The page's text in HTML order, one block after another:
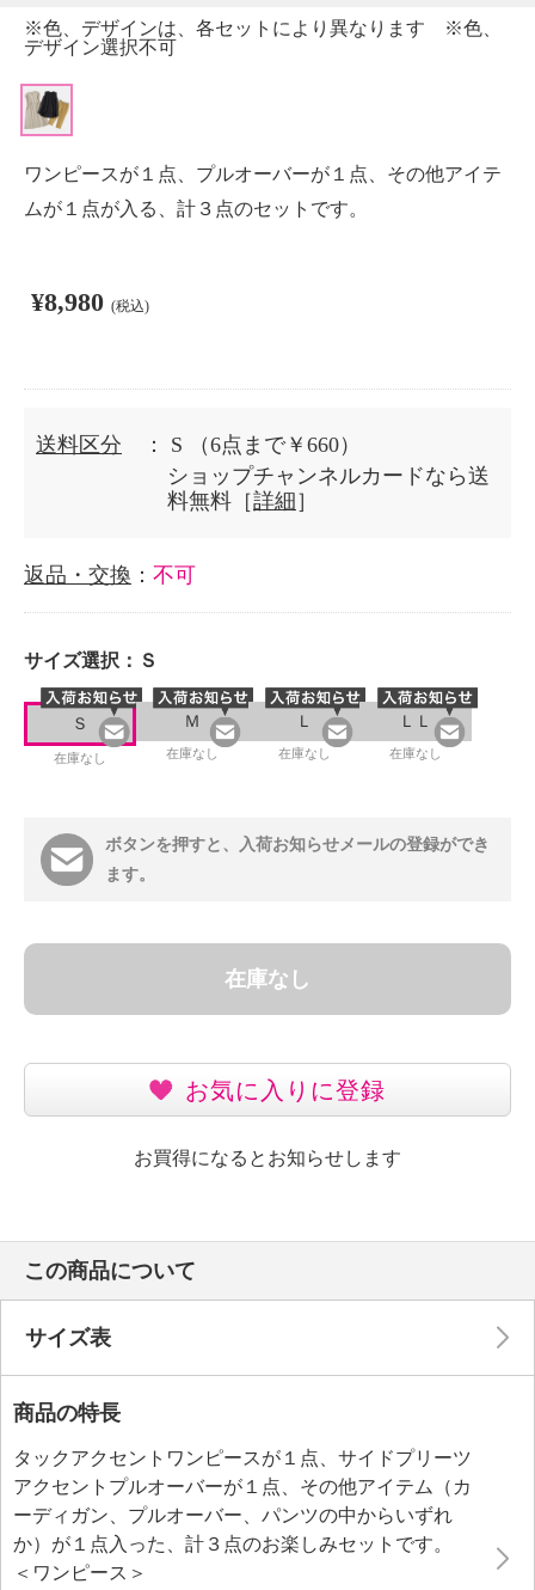
※色、デザインは、各セットにより異なります ※色、
デザイン選択不可
ワンピースが１点、プルオーバーが１点、その他アイテ
ムが１点が入る、計３点のセットです。
¥8,980 (税込)
送料区分 ： S
（6点まで￥660）
ショップチャンネルカードなら送
料無料［詳細 ］
返品・交換 ： 不可
サイズ選択： Ｓ
Ｓ
在庫なし
Ｍ
在庫なし
Ｌ
在庫なし
ＬＬ
在庫なし
ボタンを押すと、入荷お知らせメールの登録ができ
ます。
在庫なし
お気に入りに登録
お買得になるとお知らせします
この商品について
サイズ表
商品の特長
タックアクセントワンピースが１点、サイドプリーツ
アクセントプルオーバーが１点、その他アイテム（カ
ーディガン、プルオーバー、パンツの中からいずれ
か）が１点入った、計３点のお楽しみセットです。
＜ワンピース＞